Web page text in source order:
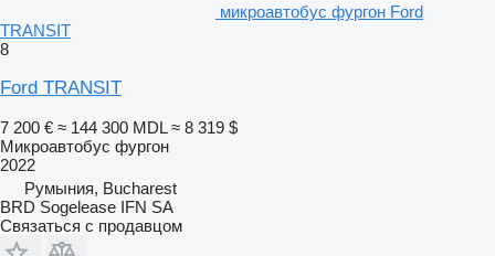
микроавтобус фургон Ford
TRANSIT
8
Ford TRANSIT
7 200 € ≈ 144 300 MDL ≈ 8 319 $
Микроавтобус фургон
2022
Румыния, Bucharest
BRD Sogelease IFN SA
Связаться с продавцом